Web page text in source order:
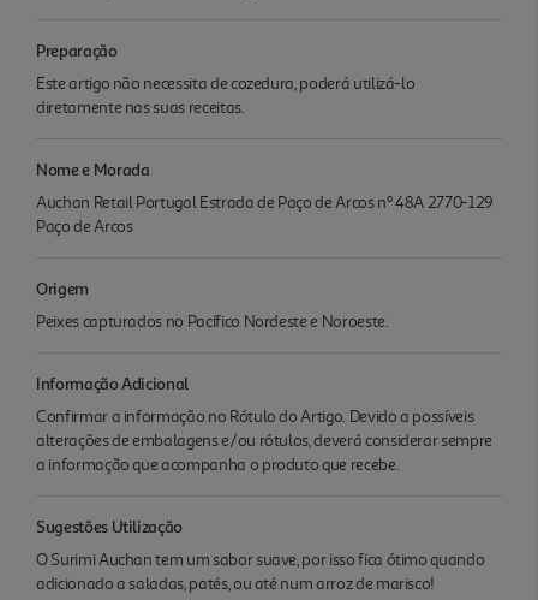
Preparação
Este artigo não necessita de cozedura, poderá utilizá-lo
diretamente nas suas receitas.
Nome e Morada
Auchan Retail Portugal Estrada de Paço de Arcos nº 48A 2770-129
Paço de Arcos
Origem
Peixes capturados no Pacífico Nordeste e Noroeste.
Informação Adicional
Confirmar a informação no Rótulo do Artigo. Devido a possíveis
alterações de embalagens e/ou rótulos, deverá considerar sempre
a informação que acompanha o produto que recebe.
Sugestões Utilização
O Surimi Auchan tem um sabor suave, por isso fica ótimo quando
adicionado a saladas, patés, ou até num arroz de marisco!